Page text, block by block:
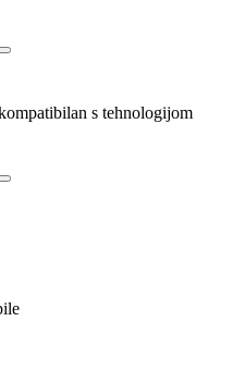
s tehnologijom